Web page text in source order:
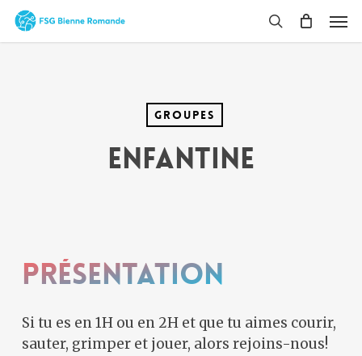
Skip
Groupes
Enfantine
Présentation
Si tu es en 1H ou en 2H et que tu aimes courir,
sauter, grimper et jouer, alors rejoins-nous!